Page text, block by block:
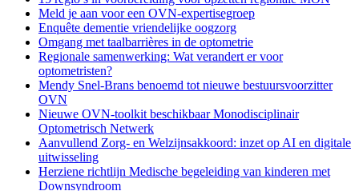
Meld je aan voor een OVN-expertisegroep
Enquête dementie vriendelijke oogzorg
Omgang met taalbarrières in de optometrie
Regionale samenwerking: Wat verandert er voor
optometristen?
Mendy Snel-Brans benoemd tot nieuwe bestuursvoorzitter
OVN
Nieuwe OVN-toolkit beschikbaar Monodisciplinair
Optometrisch Netwerk
Aanvullend Zorg- en Welzijnsakkoord: inzet op AI en digitale
uitwisseling
Herziene richtlijn Medische begeleiding van kinderen met
Downsyndroom